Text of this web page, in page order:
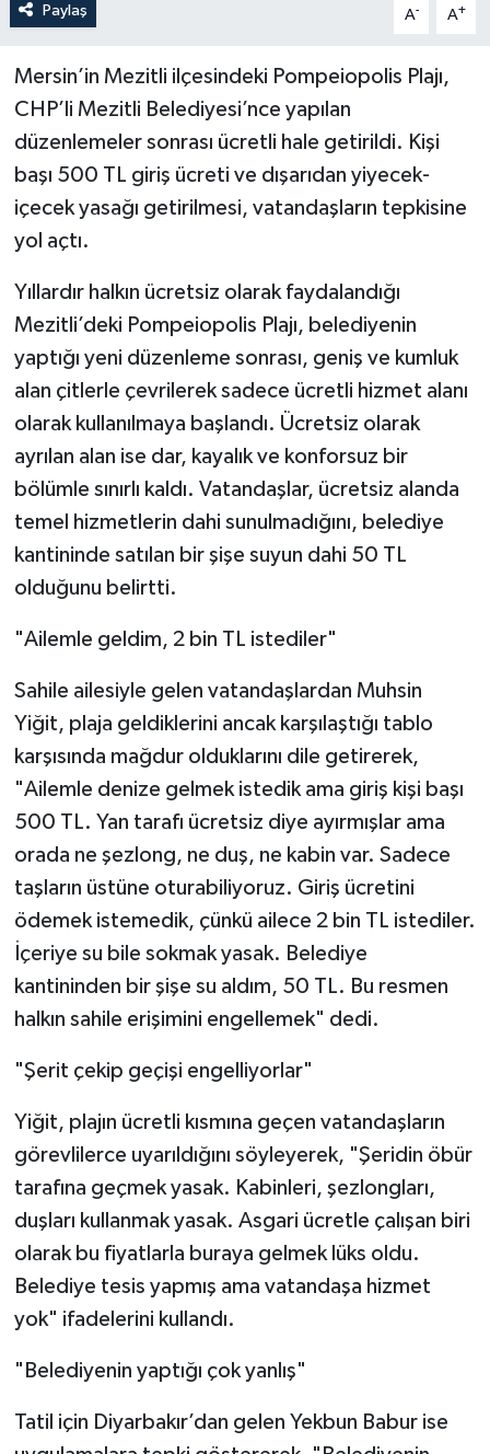
Paylaş A- A+
Mersin’in Mezitli ilçesindeki Pompeiopolis Plajı,
CHP’li Mezitli Belediyesi’nce yapılan
düzenlemeler sonrası ücretli hale getirildi. Kişi
başı 500 TL giriş ücreti ve dışarıdan yiyecek-
içecek yasağı getirilmesi, vatandaşların tepkisine
yol açtı.
Yıllardır halkın ücretsiz olarak faydalandığı
Mezitli’deki Pompeiopolis Plajı, belediyenin
yaptığı yeni düzenleme sonrası, geniş ve kumluk
alan çitlerle çevrilerek sadece ücretli hizmet alanı
olarak kullanılmaya başlandı. Ücretsiz olarak
ayrılan alan ise dar, kayalık ve konforsuz bir
bölümle sınırlı kaldı. Vatandaşlar, ücretsiz alanda
temel hizmetlerin dahi sunulmadığını, belediye
kantininde satılan bir şişe suyun dahi 50 TL
olduğunu belirtti.
"Ailemle geldim, 2 bin TL istediler"
Sahile ailesiyle gelen vatandaşlardan Muhsin
Yiğit, plaja geldiklerini ancak karşılaştığı tablo
karşısında mağdur olduklarını dile getirerek,
"Ailemle denize gelmek istedik ama giriş kişi başı
500 TL. Yan tarafı ücretsiz diye ayırmışlar ama
orada ne şezlong, ne duş, ne kabin var. Sadece
taşların üstüne oturabiliyoruz. Giriş ücretini
ödemek istemedik, çünkü ailece 2 bin TL istediler.
İçeriye su bile sokmak yasak. Belediye
kantininden bir şişe su aldım, 50 TL. Bu resmen
halkın sahile erişimini engellemek" dedi.
"Şerit çekip geçişi engelliyorlar"
Yiğit, plajın ücretli kısmına geçen vatandaşların
görevlilerce uyarıldığını söyleyerek, "Şeridin öbür
tarafına geçmek yasak. Kabinleri, şezlongları,
duşları kullanmak yasak. Asgari ücretle çalışan biri
olarak bu fiyatlarla buraya gelmek lüks oldu.
Belediye tesis yapmış ama vatandaşa hizmet
yok" ifadelerini kullandı.
"Belediyenin yaptığı çok yanlış"
Tatil için Diyarbakır’dan gelen Yekbun Babur ise